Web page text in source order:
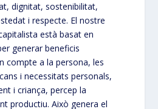
dignitat, sostenibilitat,
i respecte. El nostre
està basat en
generar beneficis
compte a la persona, les
i necessitats personals,
i criança, percep la
productiu. Això genera el